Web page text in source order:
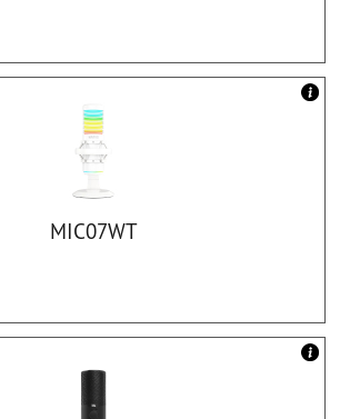
MIC07WT